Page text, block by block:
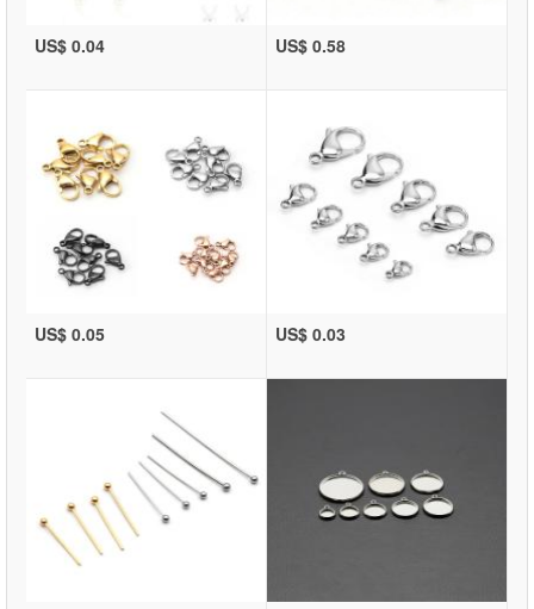
US$ 0.04 US$ 0.58
US$ 0.05 US$ 0.03